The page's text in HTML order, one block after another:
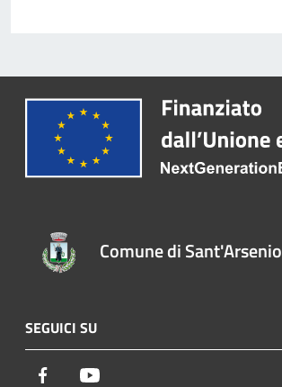
Comune di Sant'Arsenio
SEGUICI SU
Facebook